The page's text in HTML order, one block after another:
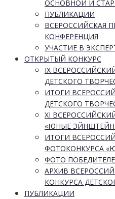
ОСНОВНОЙ И
ПУБЛИКАЦИИ
ВСЕРОССИЙСКАЯ
КОНФЕРЕНЦИЯ
УЧАСТИЕ В
ОТКРЫТЫЙ КОНКУРС
IX
ДЕТСКОГО
ИТОГИ
ДЕТСКОГО
XI
«ЮНЫЕ
ИТОГИ
ФОТОКОНКУРСА
ФОТО
АРХИВ
КОНКУРСА
ПУБЛИКАЦИИ